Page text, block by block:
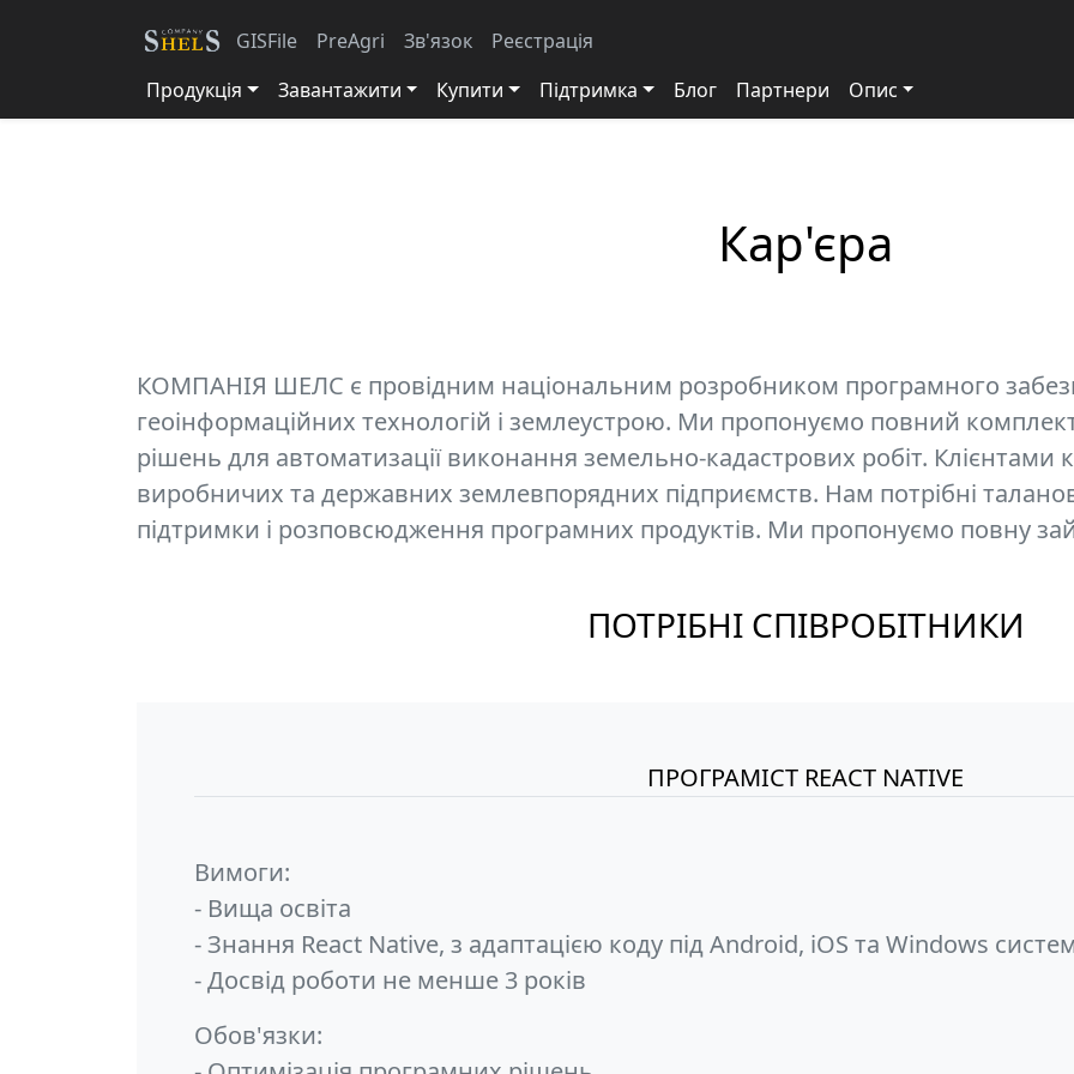
GISFile PreAgri Зв'язок
Реєстрація
Продукція
Завантажити Купити Підтримка Блог Партнери Опис
Кар'єра
КОМПАНІЯ ШЕЛС є провідним національним розробником програмного
геоінформаційних технологій і землеустрою. Ми пропонуємо повний
рішень для автоматизації виконання земельно-кадастрових робіт. Клієнтами
виробничих та державних землевпорядних підприємств. Нам потрібні
підтримки і розповсюдження програмних продуктів. Ми пропонуємо повну
ПОТРІБНІ СПІВРОБІТНИКИ
ПРОГРАМІСТ REACT NATIVE
Вимоги:
- Вища освіта
- Знання React Native, з адаптацією коду під Android, iOS та Windows
- Досвід роботи не менше 3 років
Обов'язки: